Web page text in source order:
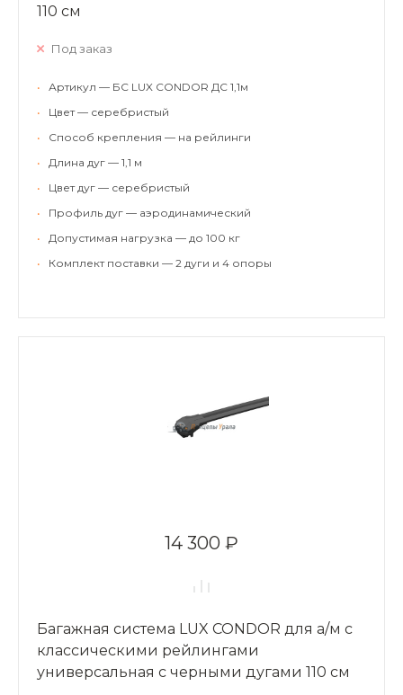
110 см
Под заказ
•
Артикул — БС LUX CONDOR ДС 1,1м
•
Цвет — серебристый
•
Способ крепления — на рейлинги
•
Длина дуг — 1,1 м
•
Цвет дуг — серебристый
•
Профиль дуг — аэродинамический
•
Допустимая нагрузка — до 100 кг
•
Комплект поставки — 2 дуги и 4 опоры
14 300 ₽
Багажная система LUX CONDOR для а/м с
классическими рейлингами
универсальная с черными дугами 110 см